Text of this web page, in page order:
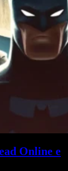
Online e